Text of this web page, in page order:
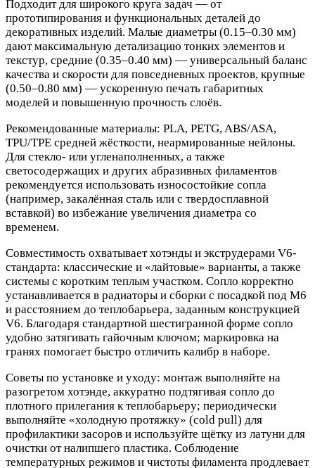
Подходит для широкого круга задач — от
прототипирования и функциональных деталей до
декоративных изделий. Малые диаметры (0.15–0.30 мм)
дают максимальную детализацию тонких элементов и
текстур, средние (0.35–0.40 мм) — универсальный баланс
качества и скорости для повседневных проектов, крупные
(0.50–0.80 мм) — ускоренную печать габаритных
моделей и повышенную прочность слоёв.
Рекомендованные материалы: PLA, PETG, ABS/ASA,
TPU/TPE средней жёсткости, неармированные нейлоны.
Для стекло- или угленаполненных, а также
светосодержащих и других абразивных филаментов
рекомендуется использовать износостойкие сопла
(например, закалённая сталь или с твердосплавной
вставкой) во избежание увеличения диаметра со
временем.
Совместимость охватывает хотэнды и экструдерами V6-
стандарта: классические и «лайтовые» варианты, а также
системы с коротким теплым участком. Сопло корректно
устанавливается в радиаторы и сборки с посадкой под M6
и расстоянием до теплобарьера, заданным конструкцией
V6. Благодаря стандартной шестигранной форме сопло
удобно затягивать гайочным ключом; маркировка на
гранях помогает быстро отличить калибр в наборе.
Советы по установке и уходу: монтаж выполняйте на
разогретом хотэнде, аккуратно подтягивая сопло до
плотного прилегания к теплобарьеру; периодически
выполняйте «холодную протяжку» (cold pull) для
профилактики засоров и используйте щётку из латуни для
очистки от налипшего пластика. Соблюдение
температурных режимов и чистоты филамента продлевает